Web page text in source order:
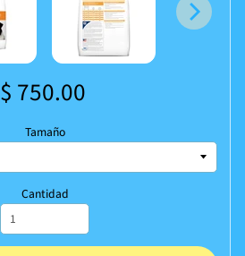
$ 750.00
Tamaño
Cantidad